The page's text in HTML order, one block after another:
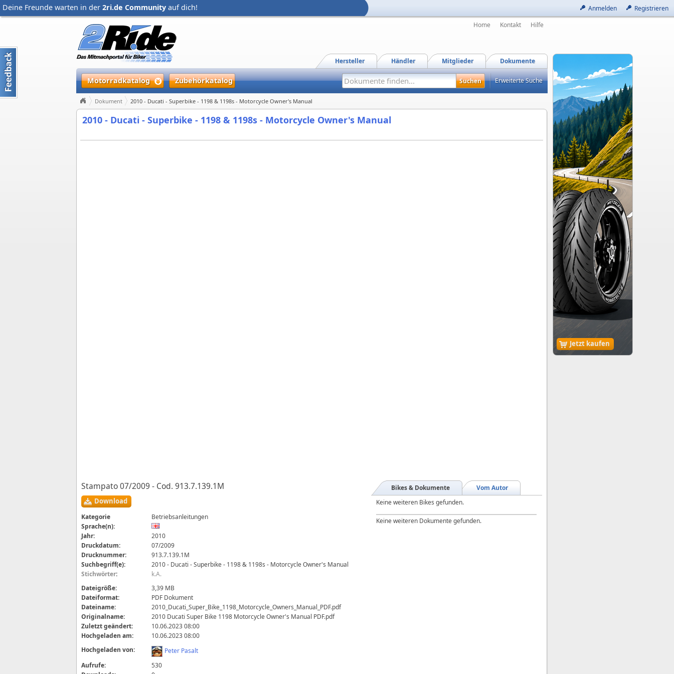
Anmelden Registrieren
Deine Freunde warten in der 2ri.de Community auf dich!
Jetzt kaufen
Home Kontakt Hilfe
Dokumente
Mitglieder
Händler
Hersteller
Motorradkatalog Zubehörkatalog Erweiterte Suche
Dokument 2010 - Ducati - Superbike - 1198 & 1198s - Motorcycle Owner's Manual
2010 - Ducati - Superbike - 1198 & 1198s - Motorcycle Owner's Manual
Stampato 07/2009 - Cod. 913.7.139.1M
Download
Kategorie
Betriebsanleitungen
Sprache(n):
Jahr:
2010
Druckdatum:
07/2009
Drucknummer:
913.7.139.1M
Suchbegriff(e):
2010 - Ducati - Superbike - 1198 & 1198s - Motorcycle Owner's Manual
Stichwörter:
k.A.
Dateigröße:
3,39 MB
Dateiformat:
PDF Dokument
Dateiname:
2010_Ducati_Super_Bike_1198_Motorcycle_Owners_Manual_PDF.pdf
Originalname:
2010 Ducati Super Bike 1198 Motorcycle Owner's Manual PDF.pdf
Zuletzt geändert:
10.06.2023 08:00
Hochgeladen am:
10.06.2023 08:00
Hochgeladen von:
Peter Pasalt
Aufrufe:
530
Vom Autor
Bikes & Dokumente
Keine weiteren Bikes gefunden.
Keine weiteren Dokumente gefunden.